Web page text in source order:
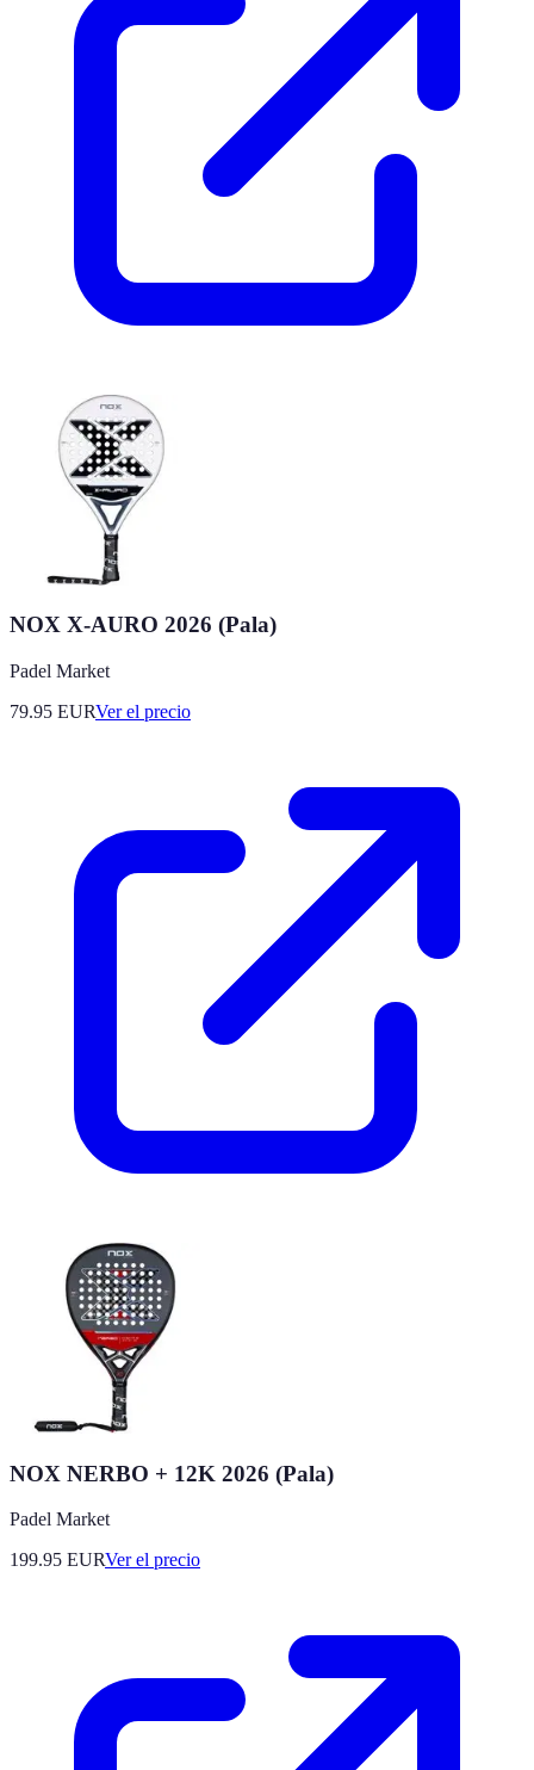
NOX X-AURO 2026 (Pala)
Padel Market
79.95 EURVer el precio
NOX NERBO + 12K 2026 (Pala)
Padel Market
199.95 EURVer el precio